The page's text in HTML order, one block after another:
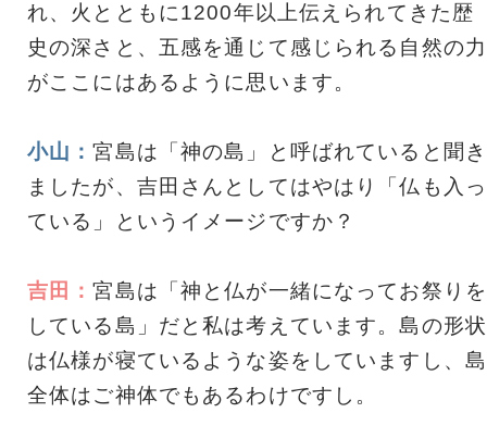
れ、火とともに1200年以上伝えられてきた歴
史の深さと、五感を通じて感じられる自然の力
がここにはあるように思います。
小山：宮島は「神の島」と呼ばれていると聞き
ましたが、吉田さんとしてはやはり「仏も入っ
ている」というイメージですか？
吉田：宮島は「神と仏が一緒になってお祭りを
している島」だと私は考えています。島の形状
は仏様が寝ているような姿をしていますし、島
全体はご神体でもあるわけですし。